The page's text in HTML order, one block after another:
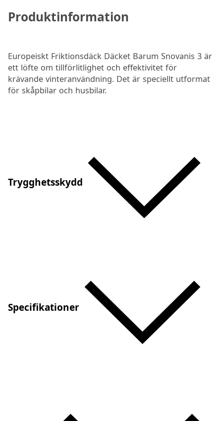
Produktinformation
Europeiskt Friktionsdäck Däcket Barum Snovanis 3 är
ett löfte om tillförlitlighet och effektivitet för
krävande vinteranvändning. Det är speciellt utformat
för skåpbilar och husbilar.
Trygghetsskydd
Specifikationer